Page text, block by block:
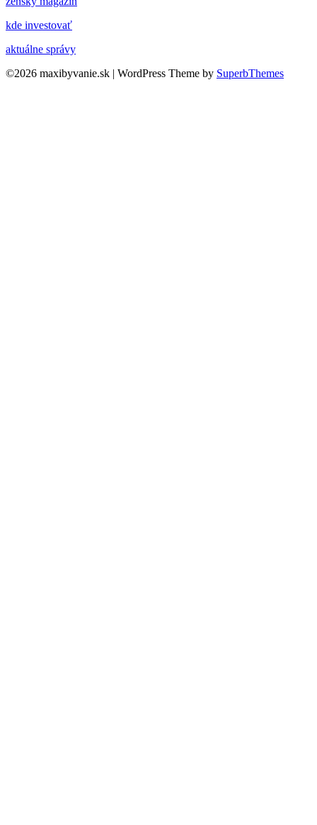
kde investovať
aktuálne správy
©2026 maxibyvanie.sk | WordPress Theme by SuperbThemes